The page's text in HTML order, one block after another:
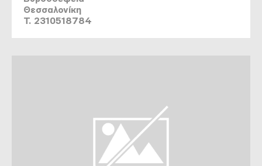
Θεσσαλονίκη
T. 2310518784